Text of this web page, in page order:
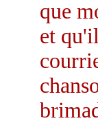
que
et